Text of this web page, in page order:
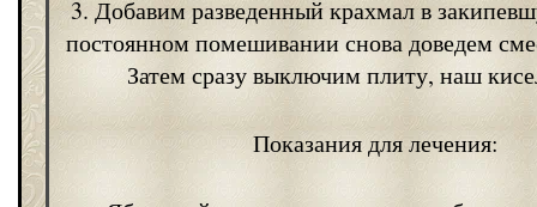
3. Добавим разведенный крахмал в
постоянном помешивании снова доведем
Затем сразу выключим плиту, наш
Показания для лечения: